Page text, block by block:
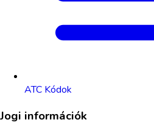
ATC Kódok
Jogi információk